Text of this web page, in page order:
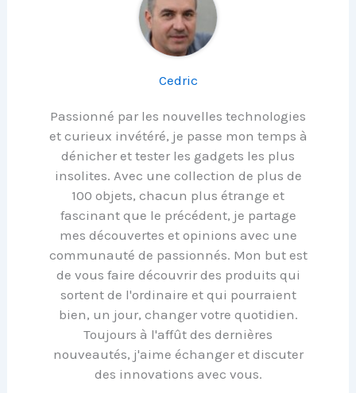
Cedric
Passionné par les nouvelles technologies
et curieux invétéré, je passe mon temps à
dénicher et tester les gadgets les plus
insolites. Avec une collection de plus de
100 objets, chacun plus étrange et
fascinant que le précédent, je partage
mes découvertes et opinions avec une
communauté de passionnés. Mon but est
de vous faire découvrir des produits qui
sortent de l'ordinaire et qui pourraient
bien, un jour, changer votre quotidien.
Toujours à l'affût des dernières
nouveautés, j'aime échanger et discuter
des innovations avec vous.